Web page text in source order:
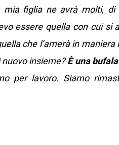
mia figlia ne avrà molti,
essere quella con cui si
che l’amerà in
insieme?È una
per lavoro. Siamo